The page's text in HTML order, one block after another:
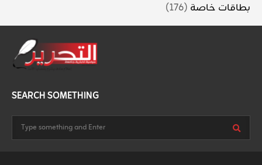
بطاقات خاصة (176)
SEARCH SOMETHING